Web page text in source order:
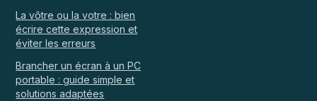
La vôtre ou la votre : bien
écrire cette expression et
éviter les erreurs
Brancher un écran à un PC
portable : guide simple et
solutions adaptées